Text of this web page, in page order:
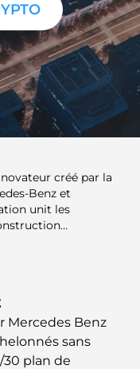
créé par la
Benz et
unit les
normes en
et de vie
ville de Dubaï, la
sur le célèbre Burj
de luxe, de
Mercedes Benz
sans
plan de